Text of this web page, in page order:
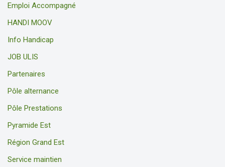
Emploi Accompagné
HANDI MOOV
Info Handicap
JOB ULIS
Partenaires
Pôle alternance
Pôle Prestations
Pyramide Est
Région Grand Est
Service maintien